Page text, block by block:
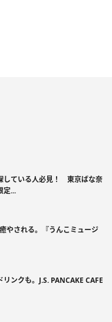
している人必見！ 東京ばな奈
定...
やされる。『うんこミュージ
ンクも。J.S. PANCAKE CAFE